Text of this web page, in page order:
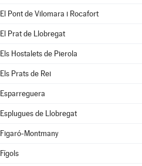
El Pont de Vilomara i Rocafort
El Prat de Llobregat
Els Hostalets de Pierola
Els Prats de Rei
Esparreguera
Esplugues de Llobregat
Figaró-Montmany
Fígols